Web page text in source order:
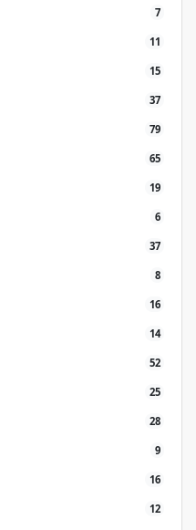
7
11
15
37
79
65
19
6
37
8
16
14
52
25
28
9
16
12